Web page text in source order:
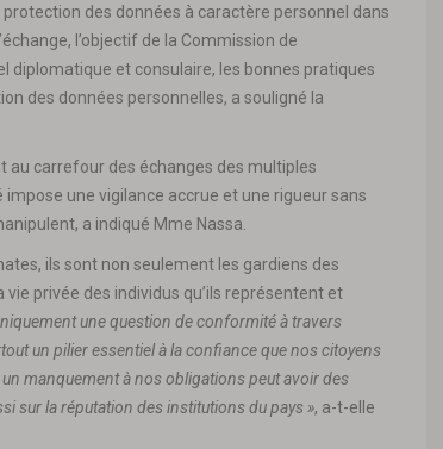
des données à caractère personnel dans
l’objectif de la Commission de
diplomatique et consulaire, les bonnes pratiques
des données personnelles, a souligné la
au carrefour des échanges des multiples
une vigilance accrue et une rigueur sans
a indiqué Mme Nassa.
ils sont non seulement les gardiens des
privée des individus qu’ils représentent et
une question de conformité à travers
un pilier essentiel à la confiance que nos citoyens
manquement à nos obligations peut avoir des
sur la réputation des institutions du pays », a-t-elle